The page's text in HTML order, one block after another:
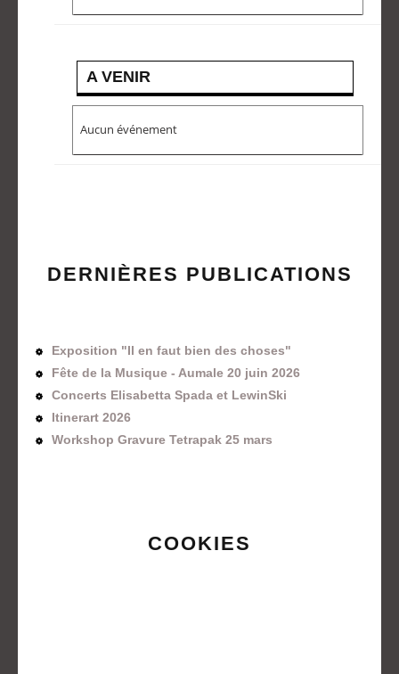
A VENIR
Aucun événement
DERNIÈRES PUBLICATIONS
Exposition "Il en faut bien des choses"
Fête de la Musique - Aumale 20 juin 2026
Concerts Elisabetta Spada et LewinSki
Itinerart 2026
Workshop Gravure Tetrapak 25 mars
COOKIES